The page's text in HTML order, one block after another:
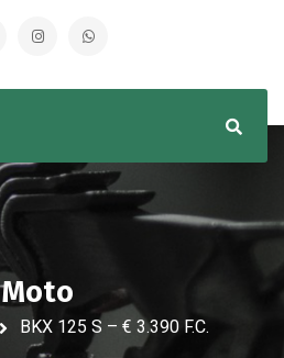
Moto
BKX 125 S – € 3.390 F.C.